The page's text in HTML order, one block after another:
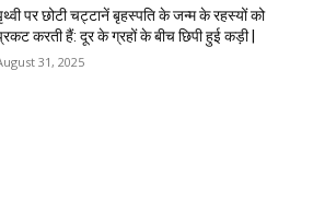
पर छोटी चट्टानें बृहस्पति के जन्म के रहस्यों को
करती हैं: दूर के ग्रहों के बीच छिपी हुई कड़ी |
31, 2025